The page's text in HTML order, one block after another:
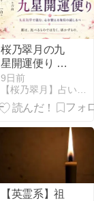
桜乃翠月の九
星開運便り 8
月の運気の流
れと開運法～
今月の九星ラ
9日前
【桜乃翠月】占い＆アロマ＆風水＠さくらマリン BLOG
【英霊系】祖